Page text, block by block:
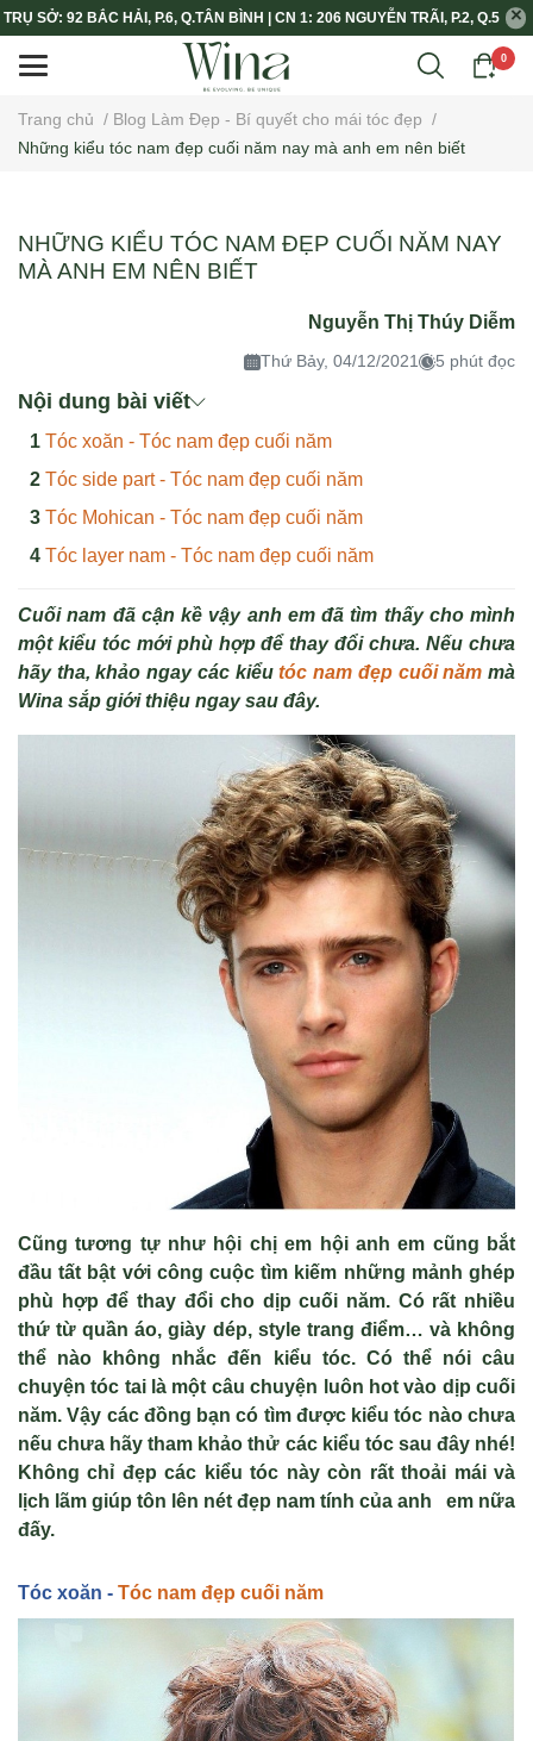
TRỤ SỞ: 92 BẮC HẢI, P.6, Q.TÂN BÌNH | CN 1: 206 NGUYỄN TRÃI, P.2, Q.5
0
Trang chủ / Blog Làm Đẹp - Bí quyết cho mái tóc đẹp /
Những kiểu tóc nam đẹp cuối năm nay mà anh em nên biết
NHỮNG KIỂU TÓC NAM ĐẸP CUỐI NĂM NAY
MÀ ANH EM NÊN BIẾT
Nguyễn Thị Thúy Diễm
Thứ Bảy, 04/12/2021 5 phút đọc
Nội dung bài viết
Tóc xoăn - Tóc nam đẹp cuối năm
Tóc side part - Tóc nam đẹp cuối năm
Tóc Mohican - Tóc nam đẹp cuối năm
Tóc layer nam - Tóc nam đẹp cuối năm
Cuối nam đã cận kề vậy anh em đã tìm thấy cho mình
một kiểu tóc mới phù hợp để thay đổi chưa. Nếu chưa
hãy tha, khảo ngay các kiểutóc nam đẹp cuối nămmà
Wina sắp giới thiệu ngay sau đây.
Cũng tương tự như hội chị em hội anh em cũng bắt
đầu tất bật với công cuộc tìm kiếm những mảnh ghép
phù hợp để thay đổi cho dịp cuối năm. Có rất nhiều
thứ từ quần áo, giày dép, style trang điểm… và không
thể nào không nhắc đến kiểu tóc. Có thể nói câu
chuyện tóc tai là một câu chuyện luôn hot vào dịp cuối
năm. Vậy các đồng bạn có tìm được kiểu tóc nào chưa
nếu chưa hãy tham khảo thử các kiểu tóc sau đây nhé!
Không chỉ đẹp các kiểu tóc này còn rất thoải mái và
lịch lãm giúp tôn lên nét đẹp nam tính của anh em nữa
đấy.
Tóc xoăn - Tóc nam đẹp cuối năm